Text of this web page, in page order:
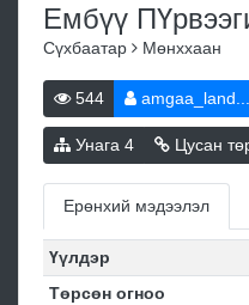
Ембүү
Сүхбаатар Мөнххаан
544 amgaa_land...
Унага 4 Цусан
Ерөнхий мэдээлэл
Үүлдэр
Төрсөн огноо